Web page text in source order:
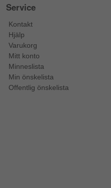
Service
Kontakt
Hjälp
Varukorg
Mitt konto
Minneslista
Min önskelista
Offentlig önskelista